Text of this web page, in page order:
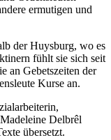
ermutigen und
der Huysburg, wo es
fühlt sie sich seit
an Gebetszeiten der
Kurse an.
Delbrêl
übersetzt.